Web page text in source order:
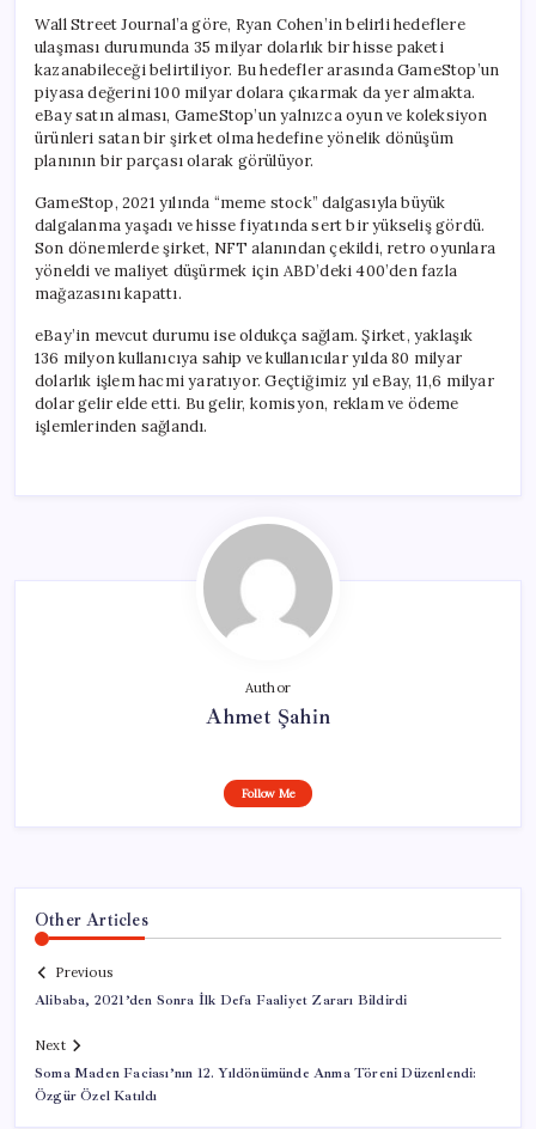
Wall Street Journal’a göre, Ryan Cohen’in belirli hedeflere
ulaşması durumunda 35 milyar dolarlık bir hisse paketi
kazanabileceği belirtiliyor. Bu hedefler arasında GameStop’un
piyasa değerini 100 milyar dolara çıkarmak da yer almakta.
eBay satın alması, GameStop’un yalnızca oyun ve koleksiyon
ürünleri satan bir şirket olma hedefine yönelik dönüşüm
planının bir parçası olarak görülüyor.
GameStop, 2021 yılında “meme stock” dalgasıyla büyük
dalgalanma yaşadı ve hisse fiyatında sert bir yükseliş gördü.
Son dönemlerde şirket, NFT alanından çekildi, retro oyunlara
yöneldi ve maliyet düşürmek için ABD’deki 400’den fazla
mağazasını kapattı.
eBay’in mevcut durumu ise oldukça sağlam. Şirket, yaklaşık
136 milyon kullanıcıya sahip ve kullanıcılar yılda 80 milyar
dolarlık işlem hacmi yaratıyor. Geçtiğimiz yıl eBay, 11,6 milyar
dolar gelir elde etti. Bu gelir, komisyon, reklam ve ödeme
işlemlerinden sağlandı.
Author
Ahmet Şahin
Follow Me
Other Articles
Previous
Alibaba, 2021’den Sonra İlk Defa Faaliyet Zararı Bildirdi
Next
Soma Maden Faciası’nın 12. Yıldönümünde Anma Töreni Düzenlendi:
Özgür Özel Katıldı